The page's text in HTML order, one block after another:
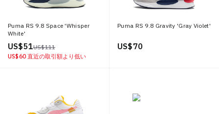
Puma RS 9.8 Space 'Whisper
White'
US$ 51US$ 111
US$ 60 直近の取引額より低い
Puma RS 9.8 Gravity 'Gray Violet'
US$ 70